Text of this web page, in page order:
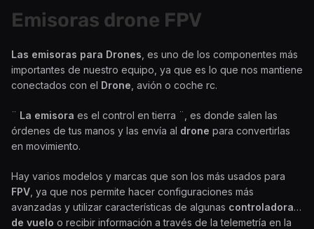
Emisoras drone FPV
Las emisoras para Drones , es uno de los componentes más
importantes de nuestro equipo, ya que es lo que nos mantiene
conectados con el Drone , avión o coche rc.
¨ La emisora es el control en tierra ¨, es donde salen las
órdenes de tus manos y las envía al drone para convertirlas
en movimiento.
Hay varios modelos y marcas que son los más usados para
FPV , ya que nos permite hacer configuraciones más
avanzadas y utilizar características de algunas controladoras
de vuelo o recibir información a través de la telemetría en la